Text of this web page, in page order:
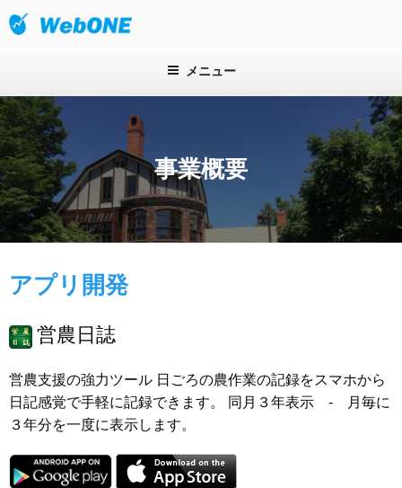
ン
へ
ス
キ
ッ
プ
メニュー
事業概要
アプリ開発
営農日誌
営農支援の強力ツール 日ごろの農作業の記録をスマホから
日記感覚で手軽に記録できます。 同月３年表示 - 月毎に
３年分を一度に表示します。